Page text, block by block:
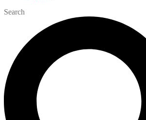
Search